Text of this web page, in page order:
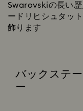
Swarovskiの長い歴
ードリヒシュタッ
飾ります
バックステ
ー